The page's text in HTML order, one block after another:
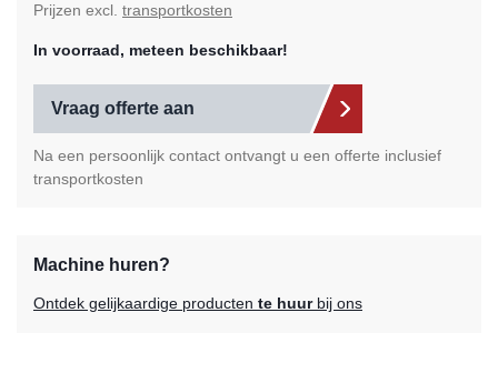
Prijzen excl. transportkosten
In voorraad, meteen beschikbaar!
Vraag offerte aan
Na een persoonlijk contact ontvangt u een offerte inclusief
transportkosten
Machine huren?
Ontdek gelijkaardige producten te huurbij ons